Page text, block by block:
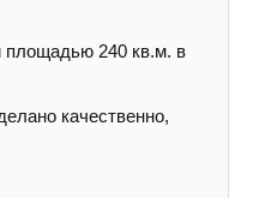
площадью 240 кв.м. в
качественно,